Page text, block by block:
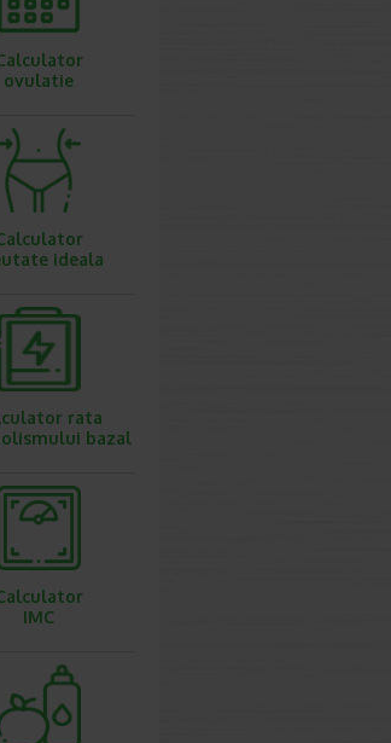
ovulatie
ideala
rata
bazal
IMC